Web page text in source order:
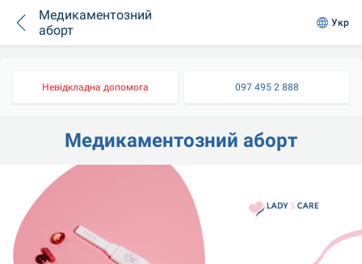
Медикаментозний
аборт
Укр
Невідкладна допомога 097 495 2 888
Медикаментозний аборт